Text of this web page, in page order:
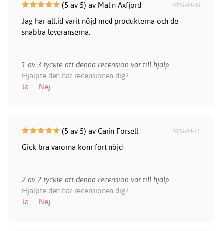
(5 av 5) av Malin Axfjord 2026-04-06
Jag har alltid varit nöjd med produkterna och de
snabba leveranserna.
1 av 3 tyckte att denna recension var till hjälp.
Hjälpte den här recensionen dig?
Ja
Nej
(5 av 5) av Carin Forsell 2026-04-11
Gick bra varorna kom fort nöjd
2 av 2 tyckte att denna recension var till hjälp.
Hjälpte den här recensionen dig?
Ja
Nej